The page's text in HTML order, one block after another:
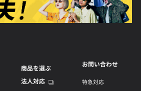
商品を選ぶ
法人対応
お問い合わせ
特急対応